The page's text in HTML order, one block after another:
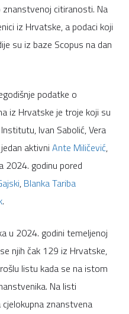
citiranosti. Na
iz Hrvatske, a podaci koji
su iz baze Scopus na dan
podatke o
iz Hrvatske je troje koji su
Ivan Sabolić, Vera
aktivni Ante Miličević,
2024. godinu pored
, Blanka Tariba
.
u 2024. godini temeljenoj
njih čak 129 iz Hrvatske,
listu kada se na istom
Na listi
znanstvena